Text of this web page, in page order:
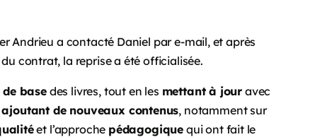
Andrieu a contacté Daniel par e-mail, et après
contrat, la reprise a été officialisée.
basedes livres, tout en les mettant à jour avec
ajoutant de nouveaux contenus, notamment sur
et l’approche pédagogique qui ont fait le